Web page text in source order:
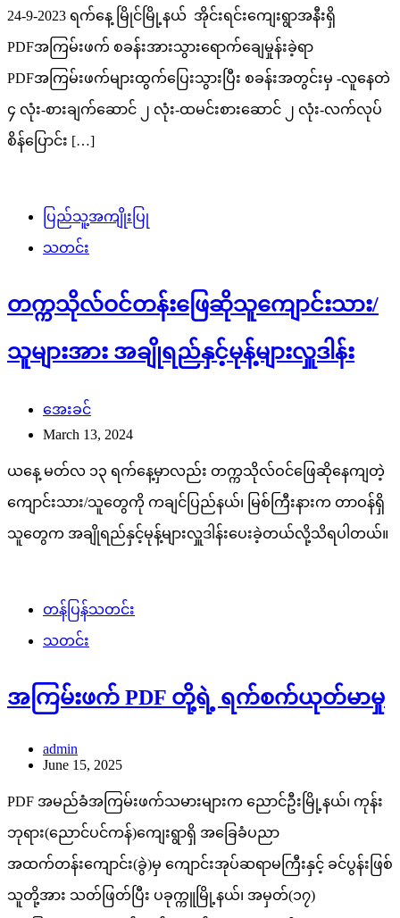
24-9-2023 ရက်နေ့ မြိုင်မြို့နယ် အိုင်းရင်းကျေးရွာအနီးရှိ
PDFအကြမ်းဖက် စခန်းအားသွားရောက်ချေမှုန်းခဲ့ရာ
PDFအကြမ်းဖက်များထွက်ပြေးသွားပြီး စခန်းအတွင်းမှ -လူနေတဲ
၄ လုံး-စားချက်ဆောင် ၂ လုံး-ထမင်းစားဆောင် ၂ လုံး-လက်လုပ်
စိန်ပြောင်း […]
ပြည်သူ့အကျိုးပြု
သတင်း
တက္ကသိုလ်ဝင်တန်းဖြေဆိုသူကျောင်းသား/
သူများအား အချိုရည်နှင့်မုန့်များလှူဒါန်း
အေးခင်
March 13, 2024
ယနေ့ မတ်လ ၁၃ ရက်နေ့မှာလည်း တက္ကသိုလ်ဝင်ဖြေဆိုနေကျတဲ့
ကျောင်းသား/သူတွေကို ကချင်ပြည်နယ်၊ မြစ်ကြီးနားက တာဝန်ရှိ
သူတွေက အချိုရည်နှင့်မုန့်များလှူဒါန်းပေးခဲ့တယ်လို့သိရပါတယ်။
တန်ပြန်သတင်း
သတင်း
အကြမ်းဖက် PDF တို့ရဲ့ ရက်စက်ယုတ်မာမှု
admin
June 15, 2025
PDF အမည်ခံအကြမ်းဖက်သမားများက ညောင်ဦးမြို့နယ်၊ ကုန်း
ဘုရား(ညောင်ပင်ကန်)ကျေးရွာရှိ အခြေခံပညာ
အထက်တန်းကျောင်း(ခွဲ)မှ ကျောင်းအုပ်ဆရာမကြီးနှင့် ခင်ပွန်းဖြစ်
သူတို့အား သတ်ဖြတ်ပြီး ပခုက္ကူမြို့နယ်၊ အမှတ်(၁၇)